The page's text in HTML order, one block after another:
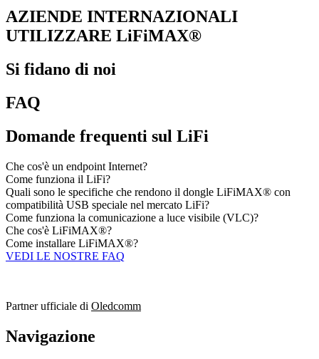
AZIENDE INTERNAZIONALI
UTILIZZARE LiFiMAX®
Si fidano di noi
FAQ
Domande frequenti sul LiFi
Che cos'è un endpoint Internet?
Come funziona il LiFi?
Quali sono le specifiche che rendono il dongle LiFiMAX® con
compatibilità USB speciale nel mercato LiFi?
Come funziona la comunicazione a luce visibile (VLC)?
Che cos'è LiFiMAX®?
Come installare LiFiMAX®?
VEDI LE NOSTRE FAQ
Partner ufficiale di Oledcomm
Navigazione